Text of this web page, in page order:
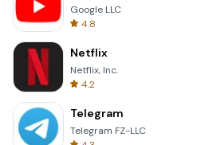
Google LLC
4.8
Netflix
Netflix, Inc.
4.2
Telegram
Telegram FZ-LLC